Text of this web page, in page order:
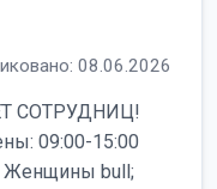
08.06.2026
СОТРУДНИЦ!
09:00-15:00
Женщины bull;